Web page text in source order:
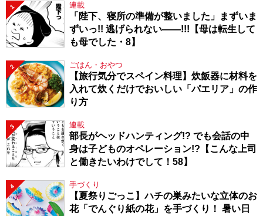
1 連載
「陛下、寝所の準備が整いました」まずいま
ずいっ!! 逃げられない――!!!【母は転生して
も母でした・8】
2 ごはん・おやつ
【旅行気分でスペイン料理】炊飯器に材料を
入れて炊くだけでおいしい「パエリア」の作
り方
3 連載
部長がヘッドハンティング!? でも会話の中
身は子どものオペレーション!?【こんな上司
と働きたいわけでして！58】
4 手づくり
【夏祭りごっこ】ハチの巣みたいな立体のお
花「でんぐり紙の花」を手づくり！ 暑い日